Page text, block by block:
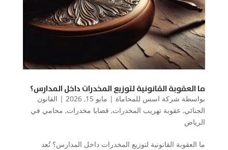
ما العقوبة القانونية لتوزيع المخدرات داخل المدارس؟
بواسطة شركة اسس للمحاماة | مايو 15, 2026 | القانون
الجنائي, عقوبة تهريب المخدرات, قضايا مخدرات, محامي في
الرياض
ما العقوبة القانونية لتوزيع المخدرات داخل المدارس؟ تُعد